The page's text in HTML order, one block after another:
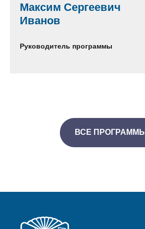
Максим Сергеевич
Иванов
Руководитель программы
ВСЕ ПРОГРАММЫ